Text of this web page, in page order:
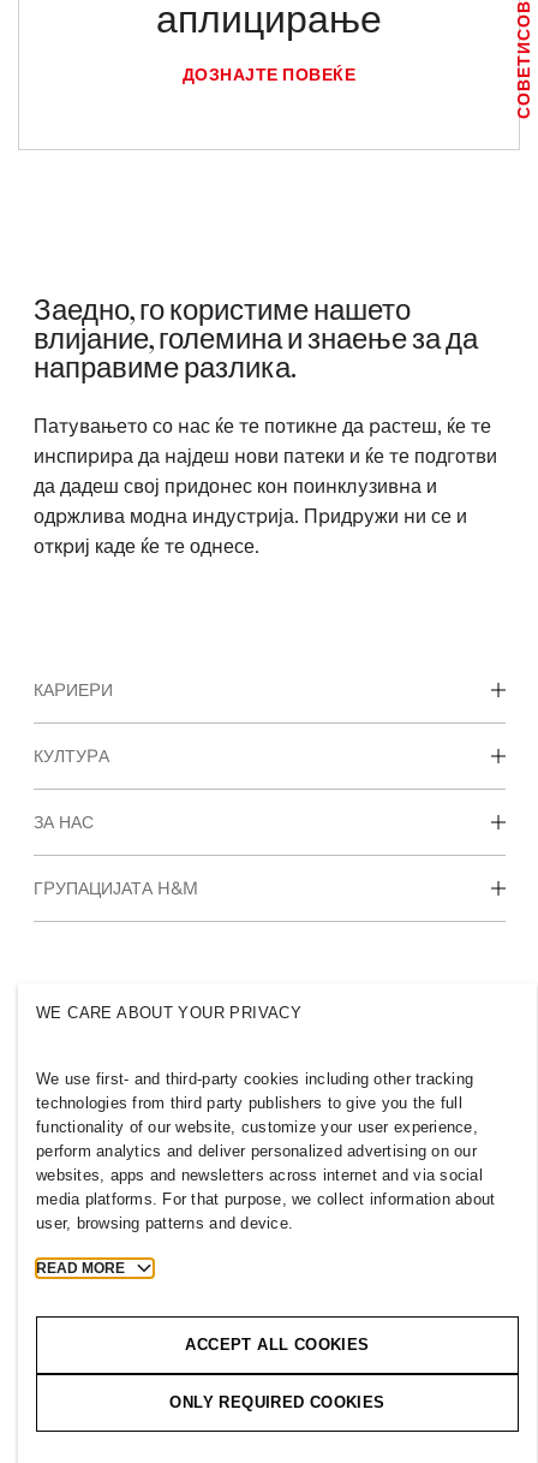
аплицирање
ДОЗНАЈТЕ ПОВЕЌЕ СОВЕТИ
Заедно, го користиме нашето
влијание, големина и знаење за да
направиме разлика.
Патувањето со нас ќе те потикне да растеш, ќе те
инспирира да најдеш нови патеки и ќе те подготви
да дадеш свој придонес кон поинклузивна и
одржлива модна индустрија. Придружи ни се и
откриј каде ќе те однесе.
КАРИЕРИ
Откријте ги нашите области на работење
КУЛТУРА
Нашата култура и придобивките
ЗА НАС
Кои сме ние
ГРУПАЦИЈАТА H&M
MACEDONIA
Печат Правила и приватност
Колачиња Cookie Settings
H&M.com
2026 H & M Hennes and Mauritz AB.
Thejourneystartshere.
WE CARE ABOUT YOUR PRIVACY
We use first- and third-party cookies including other tracking
technologies from third party publishers to give you the full
functionality of our website, customize your user experience,
perform analytics and deliver personalized advertising on our
websites, apps and newsletters across internet and via social
media platforms. For that purpose, we collect information about
user, browsing patterns and device.
READ MORE
ACCEPT ALL COOKIES
ONLY REQUIRED COOKIES